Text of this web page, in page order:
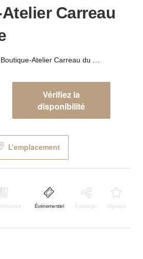
Carreau
Vérifiez la
disponibilité
L’emplacement
Événementiel À partager Atypique